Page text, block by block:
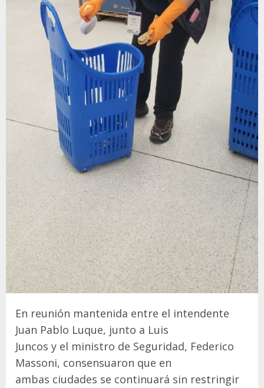
En reunión mantenida entre el intendente
Juan Pablo Luque, junto a Luis
Juncos y el ministro de Seguridad, Federico
Massoni, consensuaron que en
ambas ciudades se continuará sin restringir